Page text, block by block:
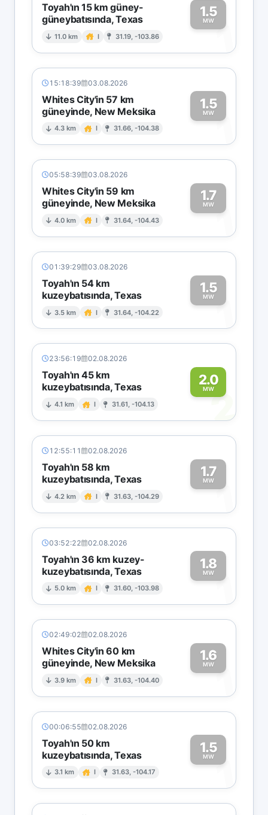
Toyah'ın 15 km güney-
güneybatısında, Texas
11.0 km I 31.19, -103.86
1.5
MW1
15:18:39 03.08.2026
Whites City'in 57 km
güneyinde, New Meksika
4.3 km I 31.66, -104.38
1.5
MW1
05:58:39 03.08.2026
Whites City'in 59 km
güneyinde, New Meksika
4.0 km I 31.64, -104.43
1.7
MW1
01:39:29 03.08.2026
Toyah'ın 54 km
kuzeybatısında, Texas
3.5 km I 31.64, -104.22
1.5
MW1
23:56:19 02.08.2026
Toyah'ın 45 km
kuzeybatısında, Texas
4.1 km I 31.61, -104.13
2.0
MW2
12:55:11 02.08.2026
Toyah'ın 58 km
kuzeybatısında, Texas
4.2 km I 31.63, -104.29
1.7
MW1
03:52:22 02.08.2026
Toyah'ın 36 km kuzey-
kuzeybatısında, Texas
5.0 km I 31.60, -103.98
1.8
MW1
02:49:02 02.08.2026
Whites City'in 60 km
güneyinde, New Meksika
3.9 km I 31.63, -104.40
1.6
MW1
00:06:55 02.08.2026
Toyah'ın 50 km
kuzeybatısında, Texas
3.1 km I 31.63, -104.17
1.5
MW1